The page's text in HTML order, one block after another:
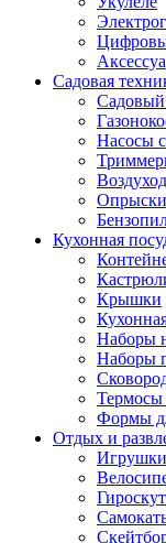
Садовая
Садовый
Насосы
Кухонная
Крышки
Наборы
Наборы
Термосы
Формы
Отдых и
Игрушки